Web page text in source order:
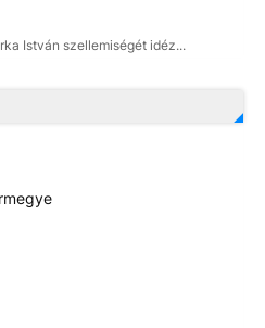
István szellemiségét idéz...